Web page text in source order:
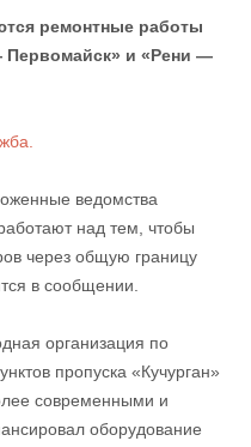
ремонтные работы
Первомайск» и «Рени —
ведомства
над тем, чтобы
через общую границу
в сообщении.
организация по
пропуска «Кучурган»
современными и
оборудование